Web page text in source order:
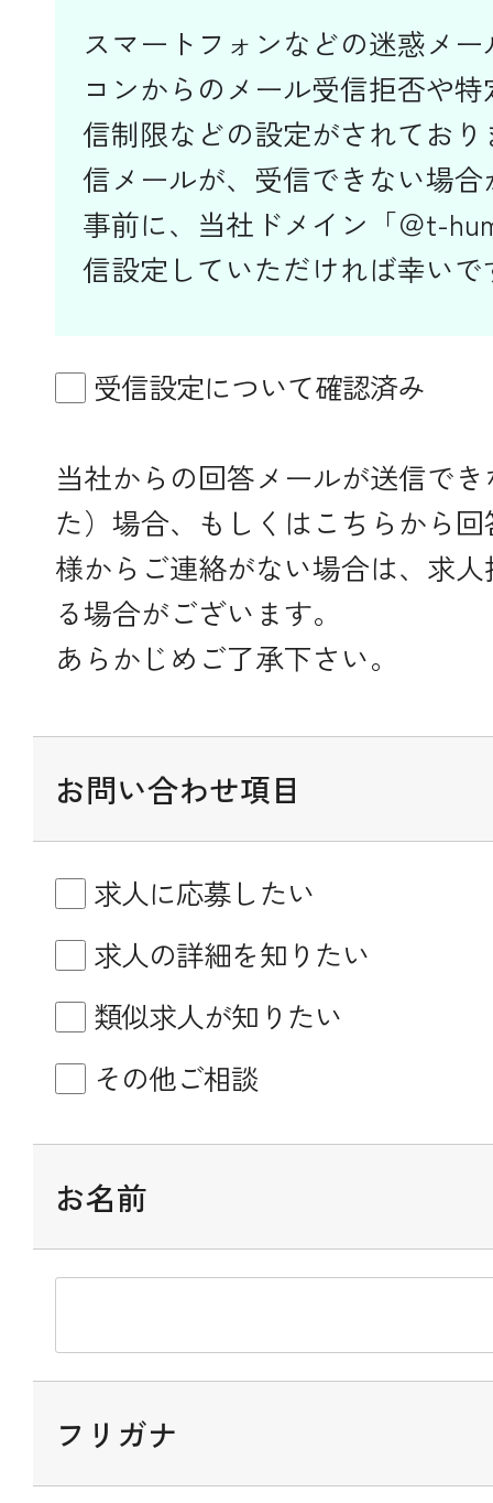
スマートフォンなどの迷惑メ
コンからのメール受信拒否や
信制限などの設定がされてお
信メールが、受信できない場
事前に、当社ドメイン「＠t-
信設定していただければ幸いで
受信設定について確認済み
当社からの回答メールが送信で
た）場合、もしくはこちらから
様からご連絡がない場合は、求
る場合がございます。
あらかじめご了承下さい。
お問い合わせ項目
求人に応募したい
求人の詳細を知りたい
類似求人が知りたい
その他ご相談
お名前
フリガナ